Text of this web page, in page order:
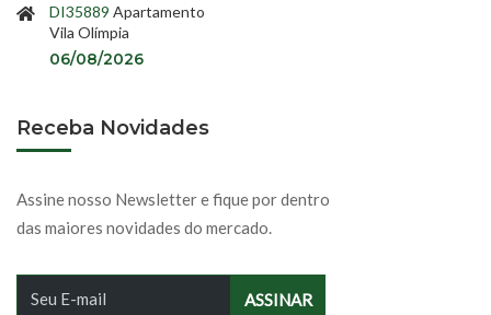
DI35889 Apartamento
Vila Olímpia
06/08/2026
Receba Novidades
Assine nosso Newsletter e fique por dentro
das maiores novidades do mercado.